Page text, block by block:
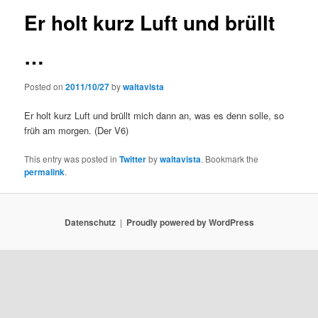
Er holt kurz Luft und brüllt
…
Posted on2011/10/27bywaltavista
Er holt kurz Luft und brüllt mich dann an, was es denn solle, so
früh am morgen. (Der V6)
This entry was posted inTwitterbywaltavista. Bookmark the
permalink.
Datenschutz Proudly powered by WordPress